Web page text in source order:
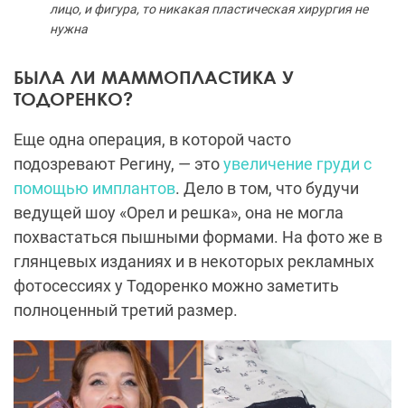
лицо, и фигура, то никакая пластическая хирургия не
нужна
БЫЛА ЛИ МАММОПЛАСТИКА У
ТОДОРЕНКО?
Еще одна операция, в которой часто
подозревают Регину, — этоувеличение груди с
помощью имплантов. Дело в том, что будучи
ведущей шоу «Орел и решка», она не могла
похвастаться пышными формами. На фото же в
глянцевых изданиях и в некоторых рекламных
фотосессиях у Тодоренко можно заметить
полноценный третий размер.